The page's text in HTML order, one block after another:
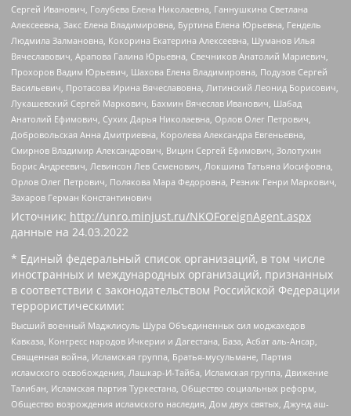
Сергей Иванович, Голубева Елена Николаевна, Ганнушкина Светлана
Алексеевна, Закс Елена Владимировна, Буртина Елена Юрьевна, Гендель
Людмила Залмановна, Кокорина Екатерина Алексеевна, Шуманов Илья
Вячеславович, Арапова Галина Юрьевна, Свечников Анатолий Мариевич,
Прохоров Вадим Юрьевич, Шахова Елена Владимировна, Подузов Сергей
Васильевич, Протасова Ирина Вячеславовна, Литинский Леонид Борисович,
Лукашевский Сергей Маркович, Бахмин Вячеслав Иванович, Шабад
Анатолий Ефимович, Сухих Дарья Николаевна, Орлов Олег Петрович,
Добровольская Анна Дмитриевна, Королева Александра Евгеньевна,
Смирнов Владимир Александрович, Вицин Сергей Ефимович, Золотухин
Борис Андреевич, Левинсон Лев Семенович, Локшина Татьяна Иосифовна,
Орлов Олег Петрович, Полякова Мара Федоровна, Резник Генри Маркович,
Захаров Герман Константинович
Источник: http://unro.minjust.ru/NKOForeignAgent.aspx
данные на 24.03.2022
* Единый федеральный список организаций, в том числе
иностранных и международных организаций, признанных
в соответствии с законодательством Российской Федерации
террористическими:
Высший военный Маджлисуль Шура Объединенных сил моджахедов
Кавказа, Конгресс народов Ичкерии и Дагестана, База, Асбат аль-Ансар,
Священная война, Исламская группа, Братья-мусульмане, Партия
исламского освобождения, Лашкар-И-Тайба, Исламская группа, Движение
Талибан, Исламская партия Туркестана, Общество социальных реформ,
Общество возрождения исламского наследия, Дом двух святых, Джунд аш-